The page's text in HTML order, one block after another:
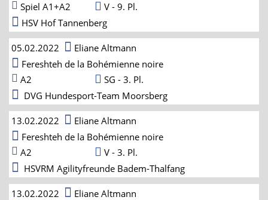
Spiel A1+A2
V - 9. Pl.
HSV Hof Tannenberg
05.02.2022
Eliane Altmann
Fereshteh de la Bohémienne noire
A2
SG - 3. Pl.
DVG Hundesport-Team Moorsberg
13.02.2022
Eliane Altmann
Fereshteh de la Bohémienne noire
A2
V - 3. Pl.
HSVRM Agilityfreunde Badem-Thalfang
13.02.2022
Eliane Altmann